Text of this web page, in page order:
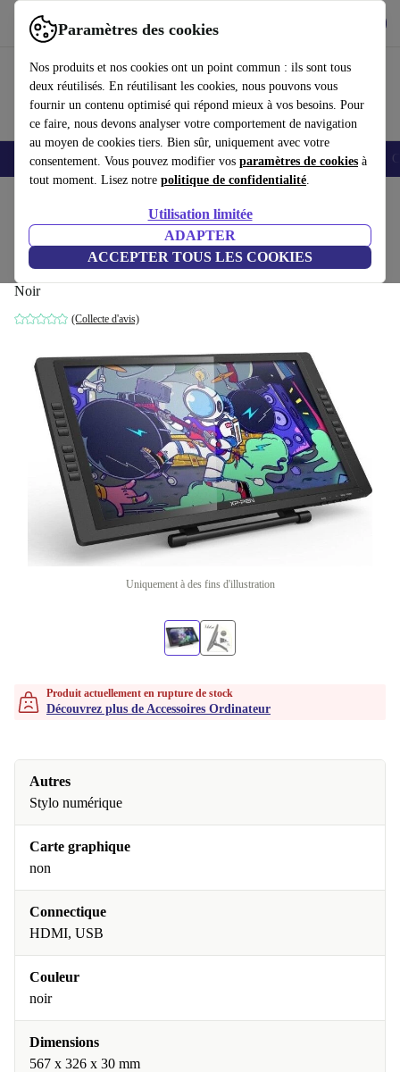
Paramètres des cookies
Nos produits et nos cookies ont un point commun : ils sont tous
deux réutilisés. En réutilisant les cookies, nous pouvons vous
fournir un contenu optimisé qui répond mieux à vos besoins. Pour
ce faire, nous devons analyser votre comportement de navigation
au moyen de cookies tiers. Bien sûr, uniquement avec votre
consentement. Vous pouvez modifier vos paramètres de cookies à
tout moment. Lisez notre politique de confidentialité.
Utilisation limitée
ADAPTER
ACCEPTER TOUS LES COOKIES
Utilisez refurbed rapidement et facilement
Smartphones Laptops Tablettes Montres connectées Accessoires
XP-Pen Artist Display 22E Pro | Tablette
graphique
Noir
(Collecte d'avis)
Uniquement à des fins d'illustration
Produit actuellement en rupture de stock
Découvrez plus de Accessoires Ordinateur
Autres
Stylo numérique
Carte graphique
non
Connectique
HDMI, USB
Couleur
noir
Dimensions
567 x 326 x 30 mm